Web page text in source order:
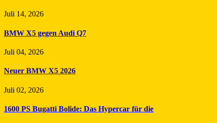
Juli 14, 2026
BMW X5 gegen Audi Q7
Juli 04, 2026
Neuer BMW X5 2026
Juli 02, 2026
1600 PS Bugatti Bolide: Das Hypercar für die